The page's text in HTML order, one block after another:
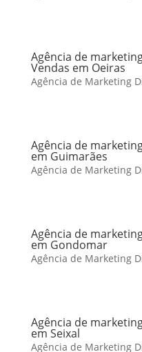
Agência de
Vendas em Oeiras
Agência de Marketing
Agência de
em Guimarães
Agência de Marketing
Agência de
em Gondomar
Agência de Marketing
Agência de
em Seixal
Agência de Marketing